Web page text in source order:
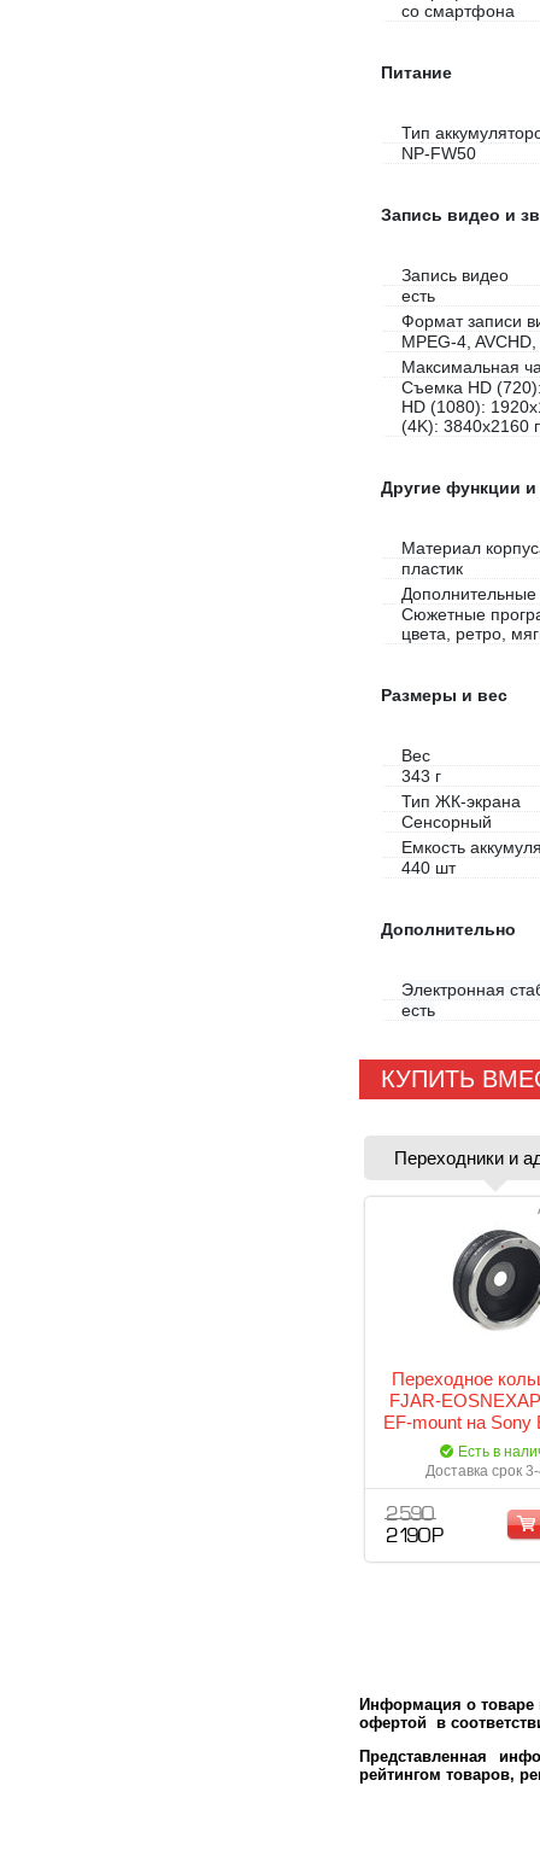
со смартфона
Питание
Тип
NP-FW50
Запись видео и
Запись видео
есть
Формат записи
MPEG-4,
Максимальная
Съемка HD
HD (1080):
(4K): 3840x2160
Другие функции и
Материал
пластик
Сюжетные
цвета, ретро,
Размеры и вес
Вес
343 г
Тип ЖК-экрана
Сенсорный
Емкость
440 шт
Дополнительно
Электронная
есть
КУПИТЬ
Переходники и
Переходное
FJAR-
EF-mount на Sony
Есть в
Доставка срок
2 590
2 190 Р
Информация о товаре
офертой в
Представленная
рейтингом товаров,